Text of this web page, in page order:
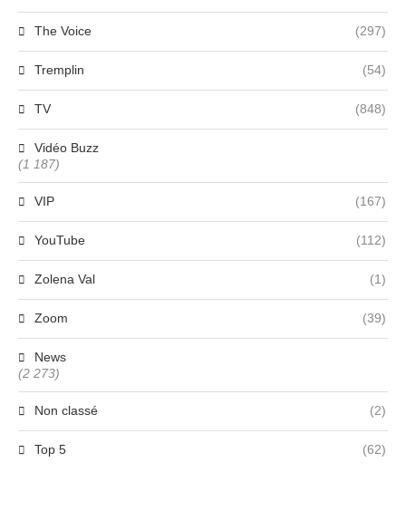
The Voice (297)
Tremplin (54)
TV (848)
Vidéo Buzz
(1 187)
VIP (167)
YouTube (112)
Zolena Val (1)
Zoom (39)
News
(2 273)
Non classé (2)
Top 5 (62)